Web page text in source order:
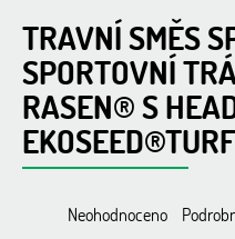
TRAVNÍ SMĚS
SPORTOVNÍ
RASEN® S
Průměrné
Neohodnoceno